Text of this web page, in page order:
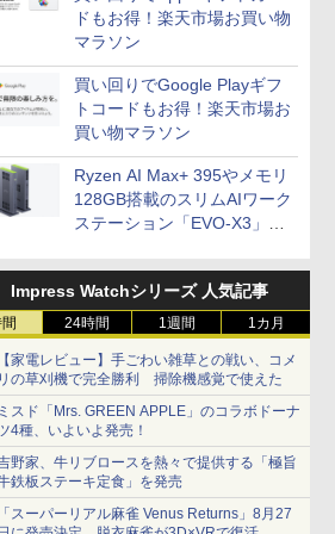
ドもお得！楽天市場お買い物
マラソン
買い回りでGoogle Playギフ
トコードもお得！楽天市場お
買い物マラソン
Ryzen AI Max+ 395やメモリ
128GB搭載のスリムAIワーク
ステーション「EVO-X3」が
Impress Watchシリーズ 人気記事
24時間 1週間 1カ月
家電レビュー】手ごわい雑草との戦い、コメ
の草刈機で完全勝利 掃除機感覚で使えた
スド「Mrs. GREEN APPLE」のコラボドーナ
4種、いよいよ発売！
野家、牛リブロースを熱々で提供する「極旨
鉄板ステーキ定食」を発売
スーパーリアル麻雀 Venus Returns」8月27